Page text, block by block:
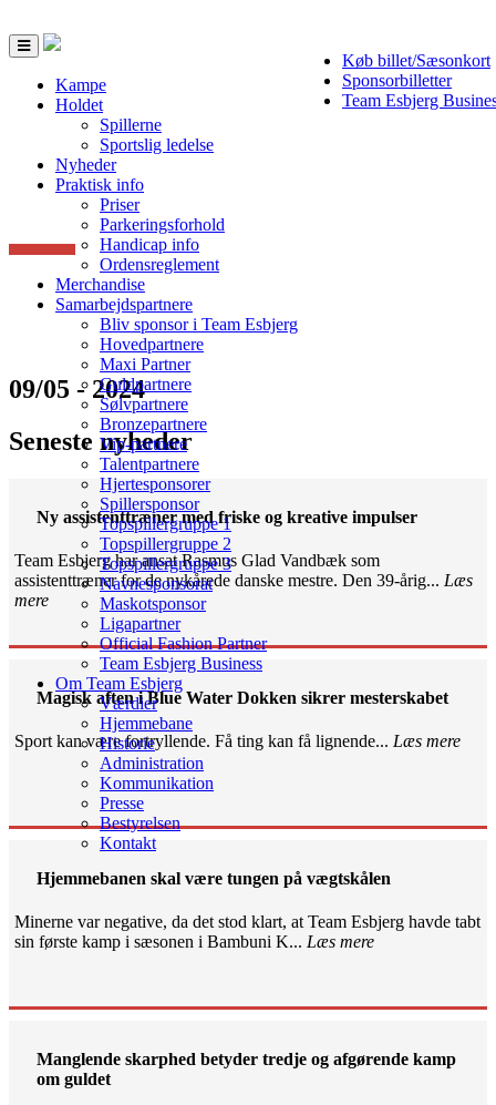
Køb billet/Sæsonkort
Sponsorbilletter
Team Esbjerg
Toggle
navigation
Kampe
Holdet
Spillerne
Sportslig ledelse
Nyheder
Praktisk info
Priser
Parkeringsforhold
Handicap info
Ordensreglement
Merchandise
Samarbejdspartnere
Bliv sponsor i Team Esbjerg
Hovedpartnere
Maxi Partner
Guldpartnere
Sølvpartnere
Bronzepartnere
Vip-partnere
Talentpartnere
Hjertesponsorer
Spillersponsor
Topspillergruppe 1
Topspillergruppe 2
Topspillergruppe 3
Navnesponsorat
Maskotsponsor
Ligapartner
Official Fashion Partner
Team Esbjerg Business
Om Team Esbjerg
Værdier
Hjemmebane
Historie
Administration
Kommunikation
Presse
Bestyrelsen
Kontakt
09/05 - 2024
Seneste nyheder
Ny assistenttræner med friske og kreative impulser
Team Esbjerg har ansat Rasmus Glad Vandbæk som
assistenttræner for de nykårede danske mestre. Den 39-årig... Læs
mere
Magisk aften i Blue Water Dokken sikrer mesterskabet
Sport kan være fortryllende. Få ting kan få lignende... Læs mere
Hjemmebanen skal være tungen på vægtskålen
Minerne var negative, da det stod klart, at Team Esbjerg havde tabt
sin første kamp i sæsonen i Bambuni K... Læs mere
Manglende skarphed betyder tredje og afgørende kamp
om guldet